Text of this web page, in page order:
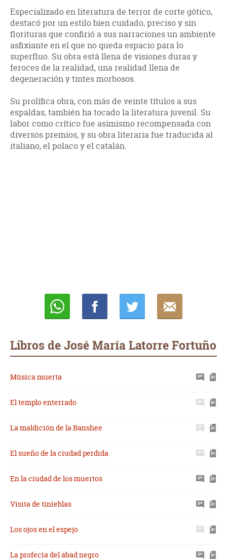
Especializado en literatura de terror de corte gótico,
destacó por un estilo bien cuidado, preciso y sin
florituras que confirió a sus narraciones un ambiente
asfixiante en el que no queda espacio para lo
superfluo. Su obra está llena de visiones duras y
feroces de la realidad, una realidad llena de
degeneración y tintes morbosos.
Su prolífica obra, con más de veinte títulos a sus
espaldas, también ha tocado la literatura juvenil. Su
labor como crítico fue asimismo recompensada con
diversos premios, y su obra literaria fue traducida al
italiano, el polaco y el catalán.
Libros de José María Latorre Fortuño
Música muerta
El templo enterrado
La maldición de la Banshee
El sueño de la ciudad perdida
En la ciudad de los muertos
Visita de tinieblas
Los ojos en el espejo
La profecía del abad negro